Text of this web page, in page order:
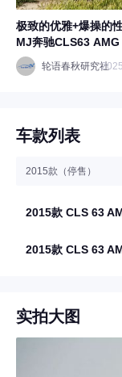
极致的优雅+爆操的
MJ奔驰CLS63 AMG
轮语春秋研究社
车款列表
2015款（停售）
2015款 CLS 63
2015款 CLS 63
实拍大图